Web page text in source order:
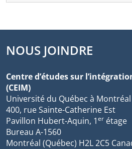
NOUS JOINDRE
Centre d’études sur
(CEIM)
Université du Québec à Montréal
400, rue Sainte-Catherine Est
Pavillon Hubert-Aquin, 1er étage
Bureau A-1560
Montréal (Québec) H2L 2C5